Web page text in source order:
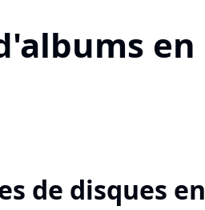
en
de disques en